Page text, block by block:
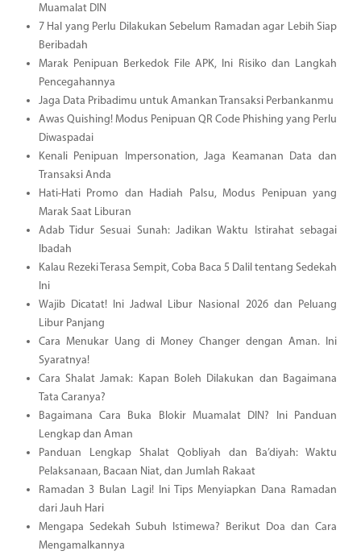
Muamalat DIN
7 Hal yang Perlu Dilakukan Sebelum Ramadan agar Lebih Siap
Beribadah
Marak Penipuan Berkedok File APK, Ini Risiko dan Langkah
Pencegahannya
Jaga Data Pribadimu untuk Amankan Transaksi Perbankanmu
Awas Quishing! Modus Penipuan QR Code Phishing yang Perlu
Diwaspadai
Kenali Penipuan Impersonation, Jaga Keamanan Data dan
Transaksi Anda
Hati-Hati Promo dan Hadiah Palsu, Modus Penipuan yang
Marak Saat Liburan
Adab Tidur Sesuai Sunah: Jadikan Waktu Istirahat sebagai
Ibadah
Kalau Rezeki Terasa Sempit, Coba Baca 5 Dalil tentang Sedekah
Ini
Wajib Dicatat! Ini Jadwal Libur Nasional 2026 dan Peluang
Libur Panjang
Cara Menukar Uang di Money Changer dengan Aman. Ini
Syaratnya!
Cara Shalat Jamak: Kapan Boleh Dilakukan dan Bagaimana
Tata Caranya?
Bagaimana Cara Buka Blokir Muamalat DIN? Ini Panduan
Lengkap dan Aman
Panduan Lengkap Shalat Qobliyah dan Ba’diyah: Waktu
Pelaksanaan, Bacaan Niat, dan Jumlah Rakaat
Ramadan 3 Bulan Lagi! Ini Tips Menyiapkan Dana Ramadan
dari Jauh Hari
Mengapa Sedekah Subuh Istimewa? Berikut Doa dan Cara
Mengamalkannya